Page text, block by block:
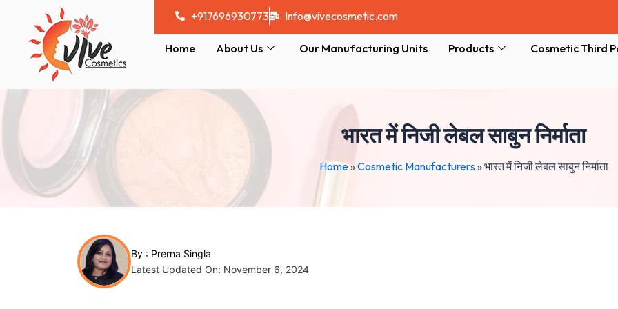
content
+917696930773 Info@vivecosmetic.com
Home About Us Our Manufacturing Units Products Cosmetic Third
भारत में निजी लेबल साबुन निर्माता
Home»Cosmetic Manufacturers»भारत में निजी लेबल साबुन निर्माता
By : Prerna Singla
Latest Updated On: November 6, 2024
Post
navigation